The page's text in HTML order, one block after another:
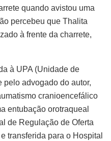
quando avistou uma
percebeu que Thalita
à frente da charrete,
à UPA (Unidade de
pelo advogado do autor,
cranioencefálico
entubação orotraqueal
de Regulação de Oferta
transferida para o Hospital